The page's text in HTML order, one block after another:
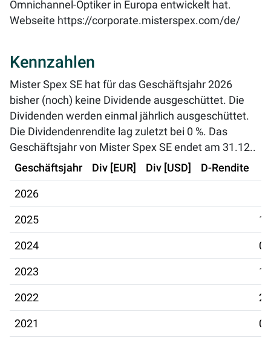
Omnichannel-Optiker in Europa entwickelt hat.
Webseite https://corporate.misterspex.com/de/
Kennzahlen
Mister Spex SE hat für das Geschäftsjahr 2026
bisher (noch) keine Dividende ausgeschüttet. Die
Dividenden werden einmal jährlich ausgeschüttet.
Die Dividendenrendite lag zuletzt bei 0 %. Das
Geschäftsjahr von Mister Spex SE endet am 31.12..
Geschäftsjahr
Div [EUR] Div [USD] D-Rendite
2026
2025
2024
2023
2022
2021